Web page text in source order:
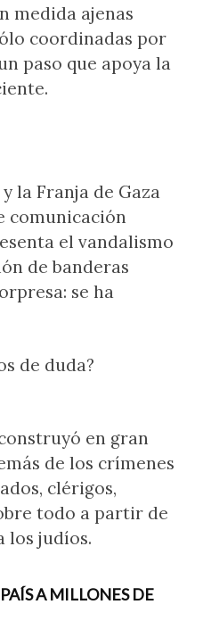
medida ajenas
coordinadas por
paso que apoya la
la Franja de Gaza
comunicación
el vandalismo
de banderas
se ha
de duda?
en gran
de los crímenes
clérigos,
todo a partir de
los judíos.
A MILLONES DE